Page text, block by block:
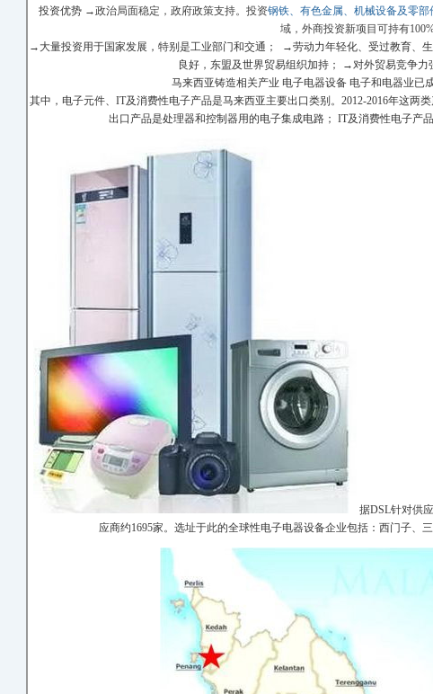
投资优势 →政治局面稳定，政府政策支持。投资钢铁、有色金属、机械设备及零
域，外商投资新项目可持有
→大量投资用于国家发展，特别是工业部门和交通； →劳动力年轻化、受过教育、
良好，东盟及世界贸易组织加持； →对外贸易竞争力
马来西亚铸造相关产业 电子电器设备 电子和电器业已
其中，电子元件、IT及消费性电子产品是马来西亚主要出口类别。2012-2016年这两
出口产品是处理器和控制器用的电子集成电路； IT及消费性电子产
据DSL针对供
应商约1695家。选址于此的全球性电子电器设备企业包括：西门子、